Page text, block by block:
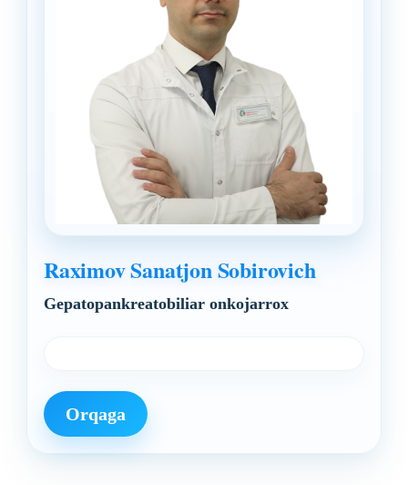
Raximov Sanatjon Sobirovich
Gepatopankreatobiliar onkojarrox
Orqaga